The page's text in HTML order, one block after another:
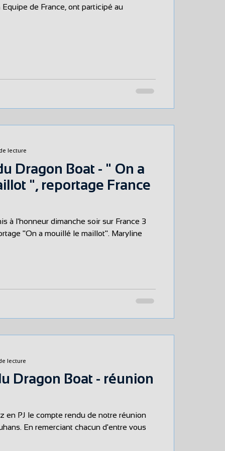
de France, ont participé au
Dragon Boat - " On a
", reportage France
à l'honneur dimanche soir sur France 3
"On a mouillé le maillot". Maryline
lecture
Dragon Boat - réunion
d'entre vous
lecture